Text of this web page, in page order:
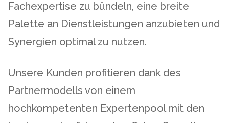
Fachexpertise zu bündeln, eine breite
Palette an Dienstleistungen anzubieten und
Synergien optimal zu nutzen.
Unsere Kunden profitieren dank des
Partnermodells von einem
hochkompetenten Expertenpool mit den